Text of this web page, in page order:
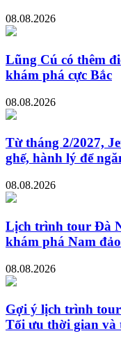
08.08.2026
Lũng Cú có thêm
khám phá cực Bắc
08.08.2026
Từ tháng 2/2027,
ghế, hành lý để
08.08.2026
Lịch trình tour Đà
khám phá Nam
08.08.2026
Gợi ý lịch trình
Tối ưu thời gian và